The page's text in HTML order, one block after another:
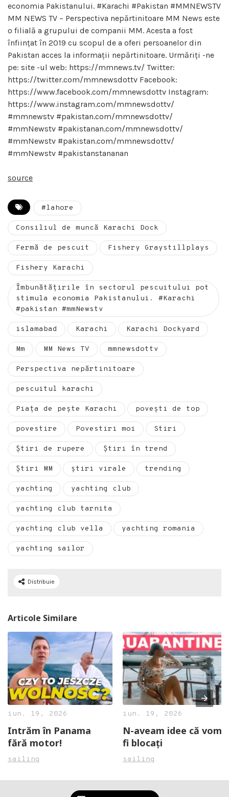
economia Pakistanului. #Karachi #Pakistan #MMNEWSTV
MM NEWS TV – Perspectiva nepărtinitoare MM News este
o filială a grupului de companii MM. Acesta a fost
înființat în 2019 cu scopul de a oferi persoanelor din
Pakistan acces la informații nepărtinitoare. Urmăriți -ne
pe: site -ul web: https://mmnews.tv/ Twitter:
https://twitter.com/mmnewsdottv Facebook:
https://www.facebook.com/mmnewsdottv Instagram:
https://www.instagram.com/mmnewsdottv/
#mmnewstv #pakistan.com/mmnewsdottv/
#mmNewstv #pakistanan.com/mmnewsdottv/
#mmNewstv #pakistan.com/mmnewsdottv/
#mmNewstv #pakistanstananan
source
#lahore
Consiliul de muncă Karachi Dock
Fermă de pescuit Fishery Graystillplays
Fishery Karachi
Îmbunătățirile în sectorul pescuitului pot
stimula economia Pakistanului. #Karachi
#pakistan #mmNewstv
islamabad Karachi Karachi Dockyard
Mm MM News TV mmnewsdottv
Perspectiva nepărtinitoare
pescuitul karachi
Piața de pește Karachi povești de top
povestire Povestiri moi Stiri
Știri de rupere Știri în trend
Știri MM știri virale trending
yachting yachting club
yachting club tarnita
yachting club vella yachting romania
yachting sailor
Distribuie
Articole Similare
iun. 19, 2026
Intrăm în Panama
fără motor!
sailing
iun. 19, 2026
N-aveam idee că vom
fi blocați
sailing